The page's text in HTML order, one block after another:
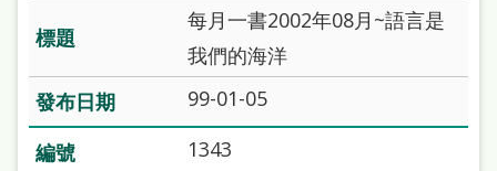
覽
讀
網
每月一書2002年08月~語言是
我們的海洋
99-01-05
1343